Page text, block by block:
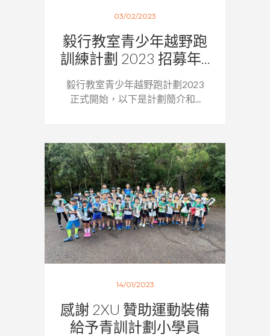
03/02/2023
毅行教室青少年越野跑
訓練計劃 2023 招募年...
毅行教室青少年越野跑計劃2023
正式開始，以下是計劃簡介和...
14/01/2023
感謝 2XU 贊助運動裝備
給予青訓計劃小學員